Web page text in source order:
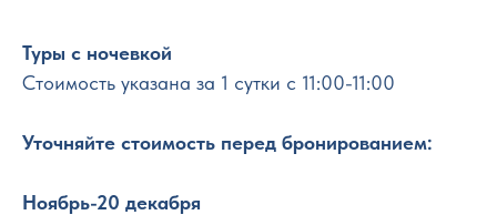
Туры с ночевкой
Стоимость указана за 1 сутки с 11:00-11:00
Уточняйте стоимость перед бронированием:
Ноябрь-20 декабря